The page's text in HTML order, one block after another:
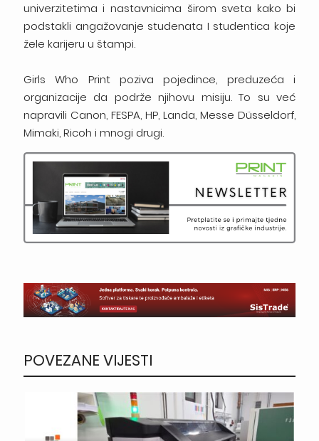
univerzitetima i nastavnicima širom sveta kako bi
podstakli angažovanje studenata I studentica koje
žele karijeru u štampi.
Girls Who Print poziva pojedince, preduzeća i
organizacije da podrže njihovu misiju. To su već
napravili Canon, FESPA, HP, Landa, Messe Düsseldorf,
Mimaki, Ricoh i mnogi drugi.
POVEZANE VIJESTI